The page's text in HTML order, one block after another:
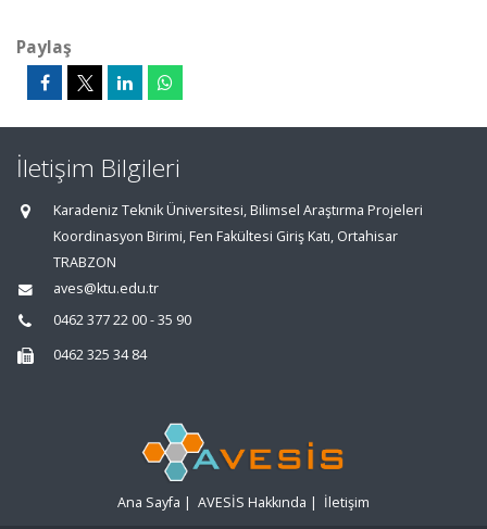
Paylaş
İletişim Bilgileri
Karadeniz Teknik Üniversitesi, Bilimsel Araştırma Projeleri
Koordinasyon Birimi, Fen Fakültesi Giriş Katı, Ortahisar
TRABZON
aves@ktu.edu.tr
0462 377 22 00 - 35 90
0462 325 34 84
Ana Sayfa | AVESİS Hakkında | İletişim